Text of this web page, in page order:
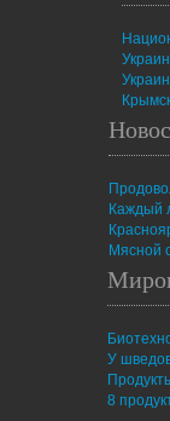
Каждый
Мясной
У
8